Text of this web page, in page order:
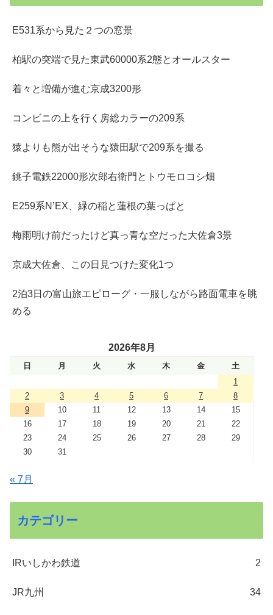
E531系から見た２つの窓景
柏駅の突端で見た東武60000系2態とオールスター
着々と増備が進む京成3200形
コンビニの上を行く房総カラーの209系
猿よりも熊が出そうな猿田駅で209系を撮る
銚子電鉄22000形次郎右衛門とトウモロコシ畑
E259系N’EX、緑の稲と蓮根の葉っぱと
梅雨明け前だったけど真っ青な空だった大佐倉3景
京成大佐倉、この日見つけた変化1つ
2泊3日の富山旅エピローグ・一服しながら路面電車を眺
める
2026年8月
日 月 火 水 木 金
土
1
2
3 4 5 6 7
8
9
10 11 12 13 14
15
16
17 18 19 20 21
22
23
24 25 26 27 28
29
30
31
« 7月
カテゴリー
IRいしかわ鉄道 2
JR九州 34